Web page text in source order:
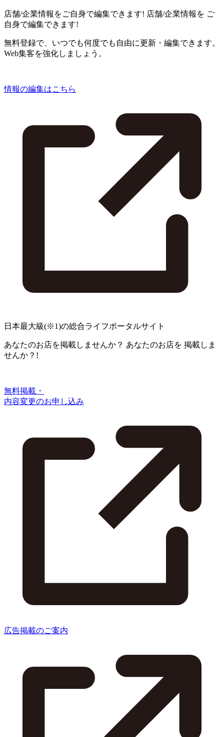
店舗/企業情報をご自身で編集できます! 店舗/企業情報を ご
自身で編集できます!
無料登録で、いつでも何度でも自由に更新・編集できます。
Web集客を強化しましょう。
情報の編集はこちら
日本最大級(※1)の総合ライフポータルサイト
あなたのお店を掲載しませんか？ あなたのお店を 掲載しま
せんか？!
無料掲載・
内容変更のお申し込み
広告掲載のご案内